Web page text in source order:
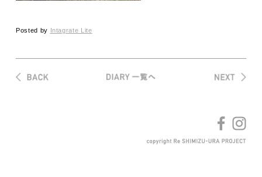
Posted by Intagrate Lite